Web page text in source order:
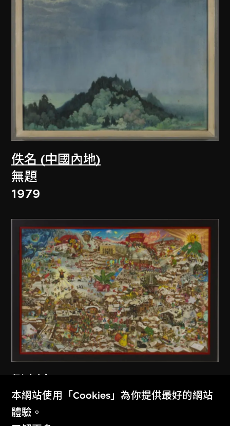
佚名 (中國內地)
無題
1979
臘月
1987
本網站使用「Cookies」為你提供最好的網站
體驗。